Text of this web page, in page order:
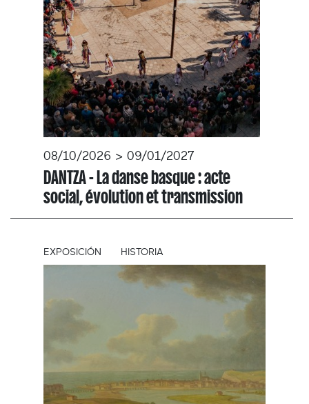
08/10/2026 > 09/01/2027
DANTZA - La danse basque : acte
social, évolution et transmission
EXPOSICIÓN HISTORIA